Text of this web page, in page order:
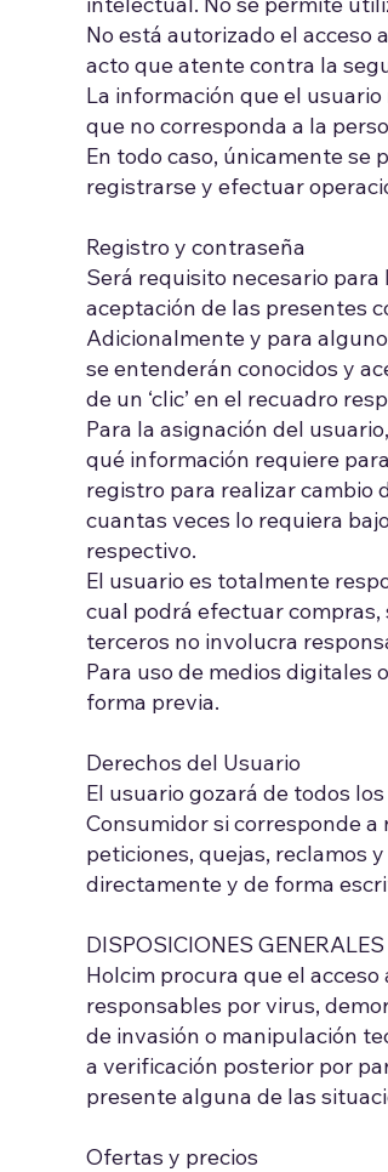
No está autorizado el acceso
acto que atente contra la
La información que el
que no corresponda a la
En todo caso, únicamente
registrarse y efectuar
Registro y contraseña
Será requisito necesario
aceptación de las presentes
Adicionalmente y para
se entenderán conocidos y
de un ‘clic’ en el recuadro
Para la asignación del
qué información requiere
registro para realizar cambio
cuantas veces lo requiera
respectivo.
El usuario es totalmente
cual podrá efectuar
terceros no involucra
Para uso de medios digitales
forma previa.
Derechos del Usuario
El usuario gozará de todos
Consumidor si corresponde
peticiones, quejas, reclamos
directamente y de forma
DISPOSICIONES
Holcim procura que el
responsables por virus,
de invasión o manipulación
a verificación posterior por
presente alguna de las
Ofertas y precios